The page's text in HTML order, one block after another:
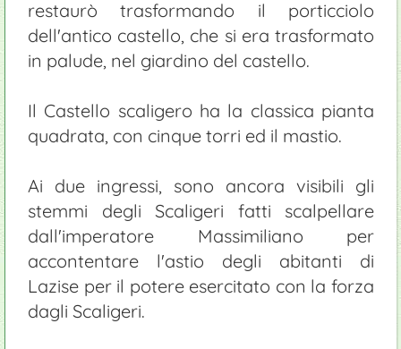
restaurò trasformando il porticciolo
dell'antico castello, che si era trasformato
in palude, nel giardino del castello.
Il Castello scaligero ha la classica pianta
quadrata, con cinque torri ed il mastio.
Ai due ingressi, sono ancora visibili gli
stemmi degli Scaligeri fatti scalpellare
dall'imperatore Massimiliano per
accontentare l'astio degli abitanti di
Lazise per il potere esercitato con la forza
dagli Scaligeri.